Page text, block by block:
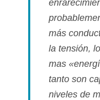
más
la tensión,
mas
tanto son
niveles de